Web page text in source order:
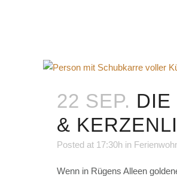
22 SEP. DIE
&
Posted at 17:30h in
Wenn in Rügens Alleen